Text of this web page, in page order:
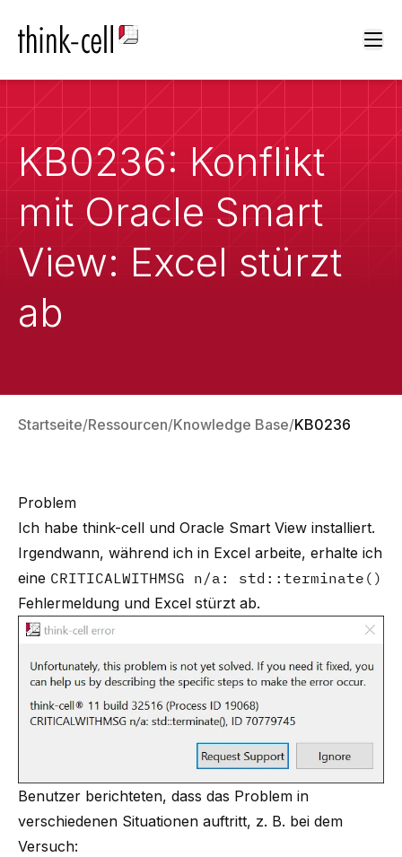
KB0236: Konflikt
mit Oracle Smart
View: Excel stürzt
ab
Startseite Ressourcen Knowledge Base KB0236
Problem
Ich habe think-cell und Oracle Smart View installiert.
Irgendwann, während ich in Excel arbeite, erhalte ich
eine CRITICALWITHMSG n/a: std::terminate()
Fehlermeldung und Excel stürzt ab.
Benutzer berichteten, dass das Problem in
verschiedenen Situationen auftritt, z. B. bei dem
Versuch: